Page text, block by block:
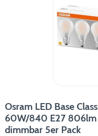
Osram LED Base
60W/840 E27
dimmbar 5er Pack